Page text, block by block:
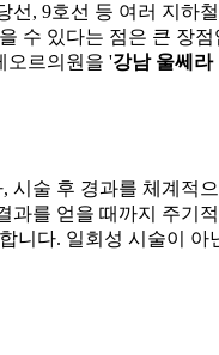
, 9호선 등 여러 지하
수 있다는 점은 큰 장
오르의원을 '강남 울쎄라
시술 후 경과를 체계적
과를 얻을 때까지 주기
니다. 일회성 시술이 아